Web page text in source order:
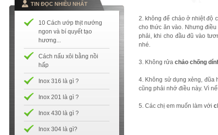
TIN ĐỌC NHIỀU NHẤT
10 Cách ướp thịt nướng
ngon và bí quyết tạo
hương...
Cách nấu xôi bằng nồi
hấp
Inox 316 là gì ?
Inox 201 là gì ?
Inox 430 là gì ?
Inox 304 là gì?
2. không để chảo ở nhiệt độ
cho thức ăn vào. Nhưng
phải, khi cho đầu đũ vào
nhé.
3. Không rửa chảo chống
4. Không sử dụng xẻng, đũa
cũng phải nhớ điều này. Vì
5. Các chị em muốn làm với